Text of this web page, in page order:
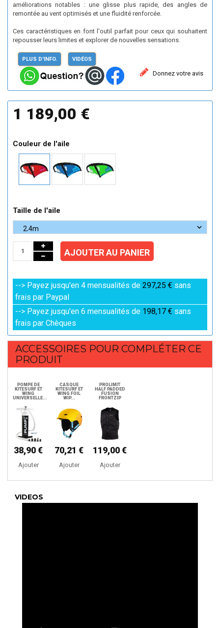
améliorations notables : une glisse plus rapide, des angles de
remontée au vent optimisés et une fluidité renforcée.
Ces caractéristiques en font l'outil parfait pour ceux qui souhaitent
repousser leurs limites et explorer de nouvelles sensations.
PLUS D'INFO. VIDÉOS
Donnez votre avis
1 189,00 €
Couleur de l'aile
Taille de l'aile
AJOUTER AU PANIER
--> Payez jusqu'en 4 mensualités de 297,25 € sans
frais par Paypal
--> Payez jusqu'en 6 mensualités de 198,17 € sans
frais par Chèques
ACCESSOIRES POUR COMPLÉTER CE
PRODUIT
POMPE DE
KITESURF ET
WING
UNIVERSELLE...
38,90 €
Ajouter
CASQUE
KITESURF ET
WING FOIL
WIP...
70,21 €
Ajouter
PROLIMIT
HALF PADDED
FUSION
FRONTZIP
119,00 €
Ajouter
VIDEOS